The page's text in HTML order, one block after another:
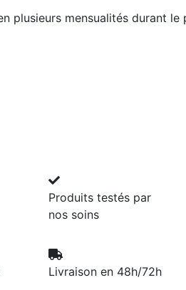
plusieurs mensualités durant le
Produits testés par
nos soins
Livraison en 48h/72h